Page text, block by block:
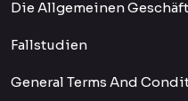
Die Allgemeinen
Fallstudien
General Terms And